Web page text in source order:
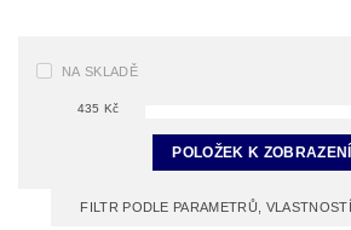
NA SKLADĚ
435 Kč
POLOŽEK K
FILTR PODLE PARAMETRŮ,